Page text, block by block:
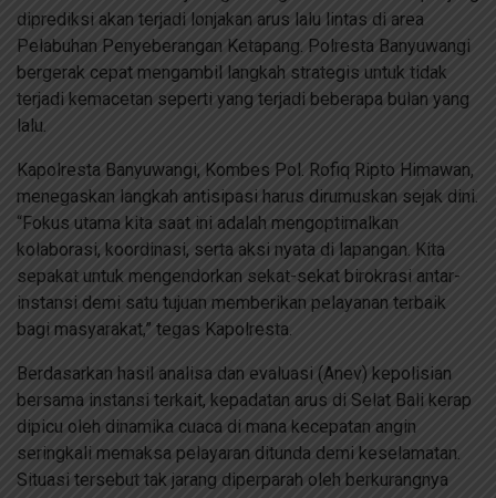
diprediksi akan terjadi lonjakan arus lalu lintas di area
Pelabuhan Penyeberangan Ketapang. Polresta Banyuwangi
bergerak cepat mengambil langkah strategis untuk tidak
terjadi kemacetan seperti yang terjadi beberapa bulan yang
lalu.
Kapolresta Banyuwangi, Kombes Pol. Rofiq Ripto Himawan,
menegaskan langkah antisipasi harus dirumuskan sejak dini.
“Fokus utama kita saat ini adalah mengoptimalkan
kolaborasi, koordinasi, serta aksi nyata di lapangan. Kita
sepakat untuk mengendorkan sekat-sekat birokrasi antar-
instansi demi satu tujuan memberikan pelayanan terbaik
bagi masyarakat,” tegas Kapolresta.
Berdasarkan hasil analisa dan evaluasi (Anev) kepolisian
bersama instansi terkait, kepadatan arus di Selat Bali kerap
dipicu oleh dinamika cuaca di mana kecepatan angin
seringkali memaksa pelayaran ditunda demi keselamatan.
Situasi tersebut tak jarang diperparah oleh berkurangnya